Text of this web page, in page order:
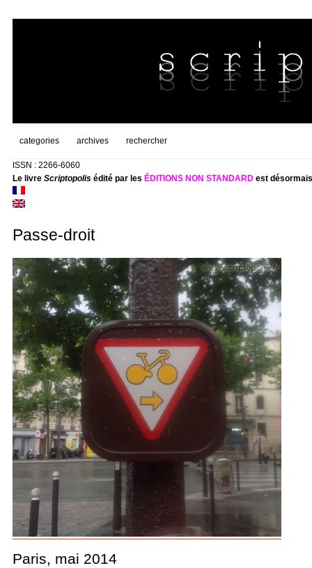
categories archives rechercher
ISSN : 2266-6060
Le livre Scriptopolisédité par les ÉDITIONS NON STANDARDest
Passe-droit
Paris, mai 2014